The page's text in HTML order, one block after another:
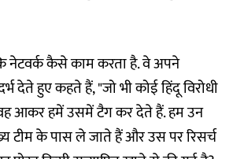
नेटवर्क कैसे काम करता है. वे अपने
देते हुए कहते हैं, "जो भी कोई हिंदू विरोधी
आकर हमें उसमें टैग कर देते हैं. हम उन
टीम के पास ले जाते हैं और उस पर रिसर्च